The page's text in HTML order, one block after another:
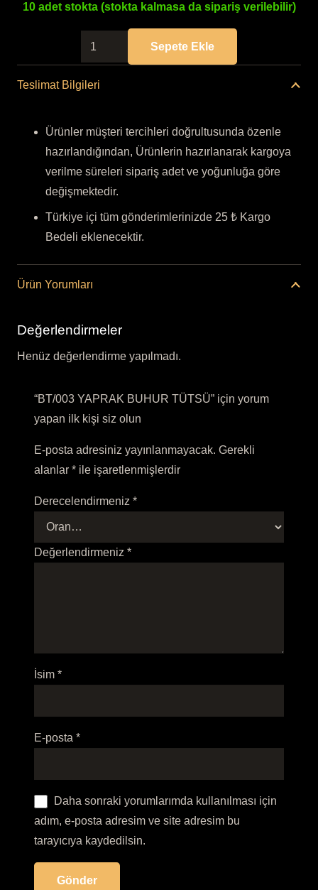
10 adet stokta (stokta kalmasa da sipariş verilebilir)
BT/003
BUHUR
Sepete Ekle
Teslimat Bilgileri
Ürünler müşteri tercihleri doğrultusunda özenle
hazırlandığından, Ürünlerin hazırlanarak kargoya
verilme süreleri sipariş adet ve yoğunluğa göre
değişmektedir.
Türkiye içi tüm gönderimlerinizde 25 ₺ Kargo
Bedeli eklenecektir.
Ürün Yorumları
Değerlendirmeler
Henüz değerlendirme yapılmadı.
“BT/003 YAPRAK BUHUR TÜTSÜ” için yorum
yapan ilk kişi siz olun
E-posta adresiniz yayınlanmayacak. Gerekli
alanlar * ile işaretlenmişlerdir
Derecelendirmeniz *
Değerlendirmeniz *
İsim *
E-posta *
Daha sonraki yorumlarımda kullanılması için
adım, e-posta adresim ve site adresim bu
tarayıcıya kaydedilsin.